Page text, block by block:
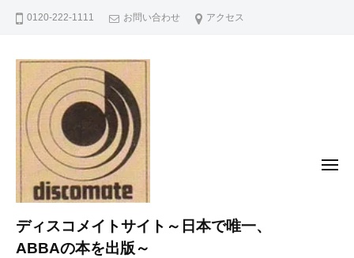
0120-222-1111 お問い合わせ アクセス
ディスコメイトサイト～日本で唯一、
ABBAの本を出版～
メ